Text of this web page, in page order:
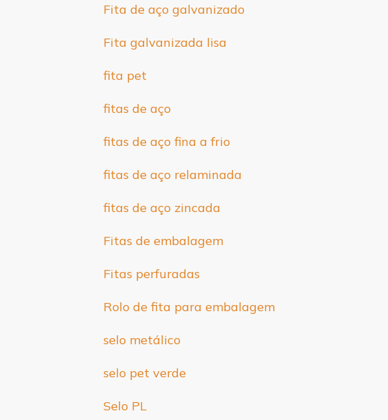
Fita de aço galvanizado
Fita galvanizada lisa
fita pet
fitas de aço
fitas de aço fina a frio
fitas de aço relaminada
fitas de aço zincada
Fitas de embalagem
Fitas perfuradas
Rolo de fita para embalagem
selo metálico
selo pet verde
Selo PL